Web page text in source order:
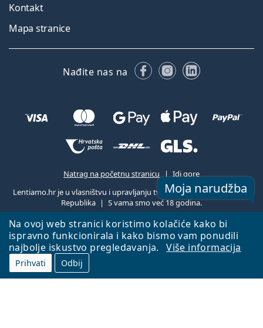
Na ovoj web stranici koristimo kolačiće kako bi
ispravno funkcionirala i kako bismo vam ponudili
najbolje iskustvo pregledavanja.
Više informacija
Prihvati Odbij
Moja narudžba
Kontakt
Mapa stranice
Nađite nas na FacebookuInstagramu
LinkedIn
Natrag na početnu stranicu
Idi gore
Lentiamo.hr je u vlasništvu i upravljanju tvrtke Lentiamo s.r.o., Češka
Republika
S vama smo već 18 godina.